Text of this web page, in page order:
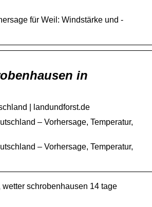
für Weil: Windstärke und -
in
| landundforst.de
– Vorhersage, Temperatur,
– Vorhersage, Temperatur,
schrobenhausen 14 tage